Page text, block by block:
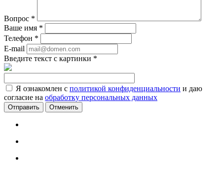
Вопрос *
Ваше имя *
Телефон *
E-mail
Введите текст с картинки *
Я ознакомлен с политикой конфиденциальности и даю
согласие на обработку персональных данных
Отменить